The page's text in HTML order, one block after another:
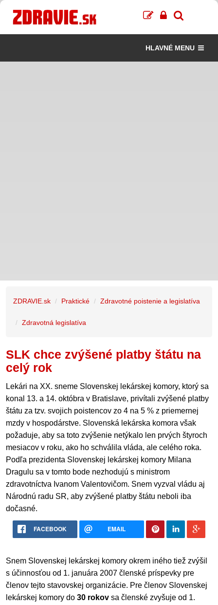
HLAVNÉ MENU
ZDRAVIE.sk Praktické Zdravotné poistenie a legislatíva
Zdravotná legislatíva
SLK chce zvýšené platby štátu na
celý rok
Lekári na XX. sneme Slovenskej lekárskej komory, ktorý sa
konal 13. a 14. októbra v Bratislave, privítali zvýšené platby
štátu za tzv. svojich poistencov zo 4 na 5 % z priemernej
mzdy v hospodárstve. Slovenská lekárska komora však
požaduje, aby sa toto zvýšenie netýkalo len prvých štyroch
mesiacov v roku, ako ho schválila vláda, ale celého roka.
Podľa prezidenta Slovenskej lekárskej komory Milana
Dragulu sa v tomto bode nezhodujú s ministrom
zdravotníctva Ivanom Valentovičom. Snem vyzval vládu aj
Národnú radu SR, aby zvýšené platby štátu neboli iba
dočasné.
FACEBOOK EMAIL
Snem Slovenskej lekárskej komory okrem iného tiež zvýšil
s účinnosťou od 1. januára 2007 členské príspevky pre
členov tejto stavovskej organizácie. Pre členov Slovenskej
lekárskej komory do 30 rokov sa členské zvyšuje od 1.